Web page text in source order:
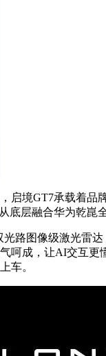
启境GT7承载着
底层融合华为乾崑
路图像级激光雷
呵成，让AI交互
车。